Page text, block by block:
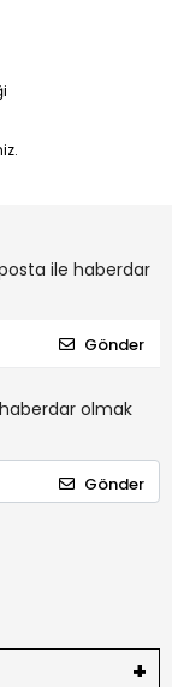
ile haberdar
Gönder
olmak
Gönder